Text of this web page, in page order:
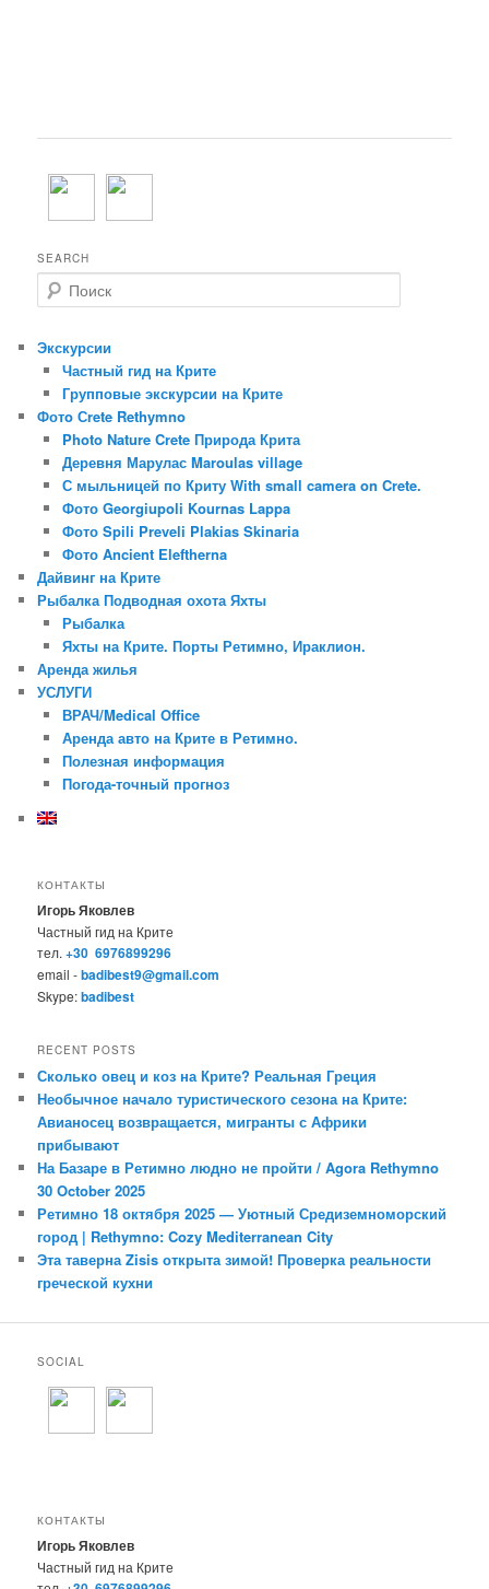
SEARCH
о
с
Экскурсии
Частный гид на Крите
Групповые экскурсии на Крите
Фотo Сrete Rethymno
Photo Nature Crete Природа Крита
Деревня Марулас Maroulas village
С мыльницей по Криту With small camera on Crete.
Фото Georgiupoli Kournas Lappa
Фото Spili Preveli Plakias Skinaria
Фото Ancient Eleftherna
Дайвинг на Крите
Рыбалка Подводная охота Яхты
Рыбалка
Яхты на Крите. Порты Ретимно, Ираклион.
Аренда жилья
УСЛУГИ
ВРАЧ/Medical Office
Аренда авто на Крите в Ретимно.
Полезная информация
Погода-точный прогноз
КОНТАКТЫ
Игорь Яковлев
Частный гид на Крите
тел.+30 6976899296
email -badibest9@gmail.com
Skype:badibest
RECENT POSTS
Сколько овец и коз на Крите? Реальная Греция
Необычное начало туристического сезона на Крите:
Авианосец возвращается, мигранты с Африки
прибывают
На Базаре в Ретимно людно не пройти / Agora Rethymno
30 October 2025
Ретимно 18 октября 2025 — Уютный Средиземноморский
город | Rethymno: Cozy Mediterranean City
Эта таверна Zisis открыта зимой! Проверка реальности
греческой кухни
SOCIAL
КОНТАКТЫ
Игорь Яковлев
Частный гид на Крите